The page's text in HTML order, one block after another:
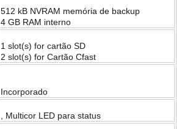
512 kB NVRAM memória de backup
4 GB RAM interno
1 slot(s) for cartão SD
2 slot(s) for Cartão Cfast
Incorporado
, Multicor LED para status